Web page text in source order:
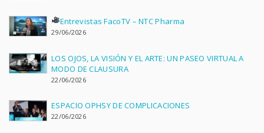
Entrevistas FacoTV – NTC Pharma
29/06/2026
LOS OJOS, LA VISIÓN Y EL ARTE: UN PASEO VIRTUAL A
MODO DE CLAUSURA
22/06/2026
ESPACIO OPHSY DE COMPLICACIONES
22/06/2026